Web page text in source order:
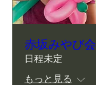
赤坂みやび会
日程未定
もっと見る